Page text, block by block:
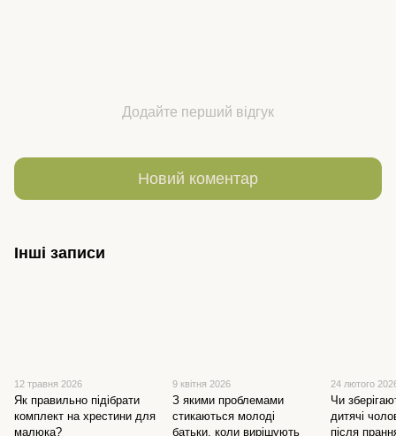
Додайте перший відгук
Новий коментар
Інші записи
12 травня 2026
Як правильно підібрати
комплект на хрестини для
малюка?
9 квітня 2026
З якими проблемами
стикаються молоді
батьки, коли вирішують
24 лютого
Чи
дитячі
після